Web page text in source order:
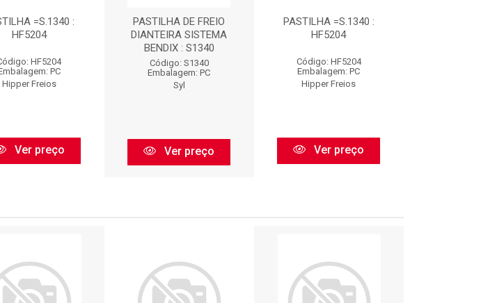
=S.1340 :
HF5204
HF5204
PC
Hipper Freios
Ver preço
PASTILHA DE FREIO
DIANTEIRA SISTEMA
BENDIX : S1340
Código: S1340
Embalagem: PC
Syl
Ver preço
PASTILHA =S.1340 :
HF5204
Código: HF5204
Embalagem: PC
Hipper Freios
Ver preço